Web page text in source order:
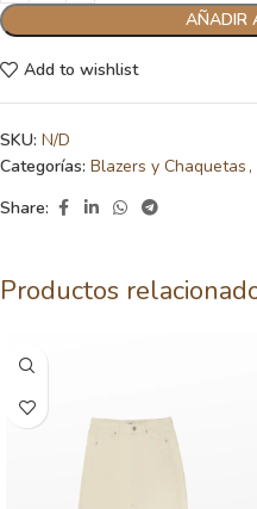
AÑADIR
Add to wishlist
SKU: N/D
Categorías: Blazers y Chaquetas ,
Share:
Productos